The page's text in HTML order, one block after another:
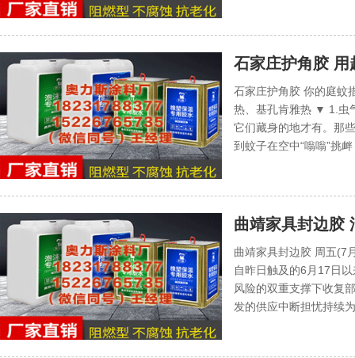
石家庄护角胶 用
石家庄护角胶 你的庭蚊
热、基孔肯雅热 ▼ 1.虫
它们藏身的地才有。那
到蚊子在空中“嗡嗡”挑
曲靖家具封边胶
空间
曲靖家具封边胶 周五(7
自昨日触及的6月17日
风险的双重支撑下收复
发的供应中断担忧持续